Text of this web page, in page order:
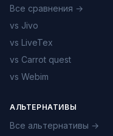
Все сравнения →
vs Jivo
vs LiveTex
vs Carrot quest
vs Webim
АЛЬТЕРНАТИВЫ
Все альтернативы →